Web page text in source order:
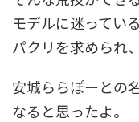
モデルに迷ってい
パクリを求められ、
安城ららぽーとの
なると思ったよ。